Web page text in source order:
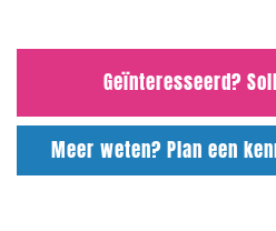
Geïnteresseerd?
Meer weten? Plan een